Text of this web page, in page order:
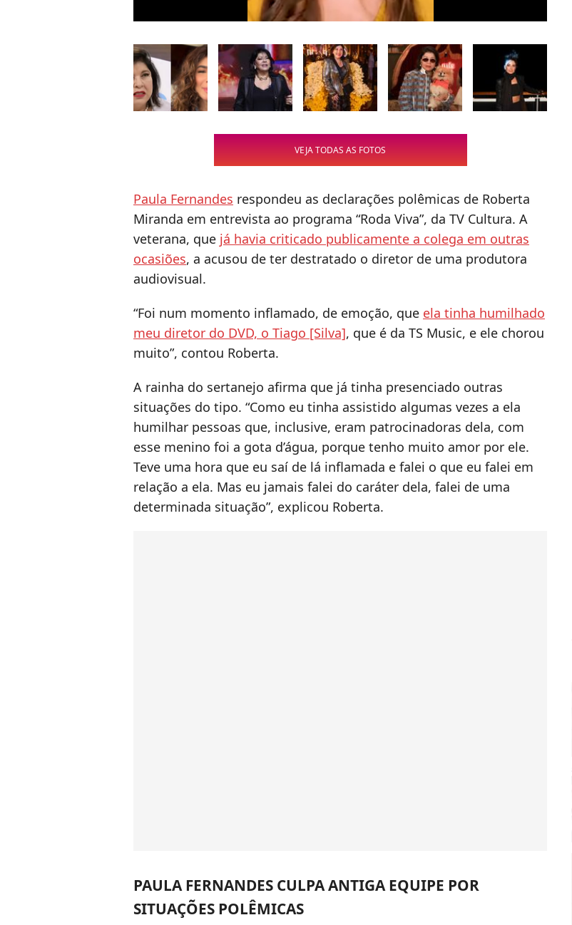
VEJA TODAS AS FOTOS
Paula Fernandes respondeu as declarações polêmicas de Roberta
Miranda em entrevista ao programa “Roda Viva”, da TV Cultura. A
veterana, que já havia criticado publicamente a colega em outras
ocasiões, a acusou de ter destratado o diretor de uma produtora
audiovisual.
“Foi num momento inflamado, de emoção, que ela tinha humilhado
meu diretor do DVD, o Tiago [Silva], que é da TS Music, e ele chorou
muito”, contou Roberta.
A rainha do sertanejo afirma que já tinha presenciado outras
situações do tipo. “Como eu tinha assistido algumas vezes a ela
humilhar pessoas que, inclusive, eram patrocinadoras dela, com
esse menino foi a gota d’água, porque tenho muito amor por ele.
Teve uma hora que eu saí de lá inflamada e falei o que eu falei em
relação a ela. Mas eu jamais falei do caráter dela, falei de uma
determinada situação”, explicou Roberta.
PAULA FERNANDES CULPA ANTIGA EQUIPE POR
SITUAÇÕES POLÊMICAS